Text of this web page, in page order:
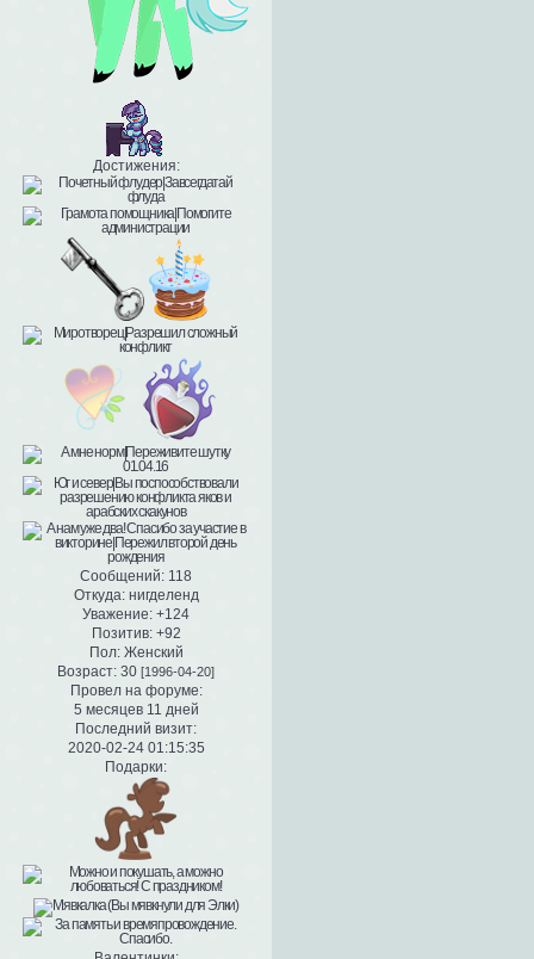
Достижения:
Сообщений: 118
Откуда:нигделенд
Уважение: +124
Позитив: +92
Пол:Женский
Возраст: 30 [1996-04-20]
Провел на форуме:
5 месяцев 11 дней
Последний визит:
2020-02-24 01:15:35
Подарки: